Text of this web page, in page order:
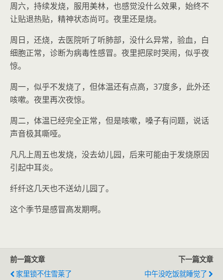
周六，持续发烧，服用美林，也感觉没什么效果，始终不
让贴退热贴，精神状态尚可。夜里还是烧。
周日，还烧，去医院听了听肺部，没什么异常，验血，白
细胞正常，诊断为病毒性感冒。夜里把尿时哭闹，似乎夜
惊。
周一，似乎不发烧了，但体温还有点高，37度多，此外还
咳嗽。夜里再次夜惊。
周二，体温已经完全正常，但是咳嗽，嗓子有问题，说话
声音极其嘶哑。
凡凡上周五也发烧，没去幼儿园，后来可能由于发烧原因
引起中耳炎。
纤纤这几天也不送幼儿园了。
这个季节是感冒高发期啊。
前一篇文章
家里锁不住雪莱了
下一篇文章
中午没吃饭就睡觉了